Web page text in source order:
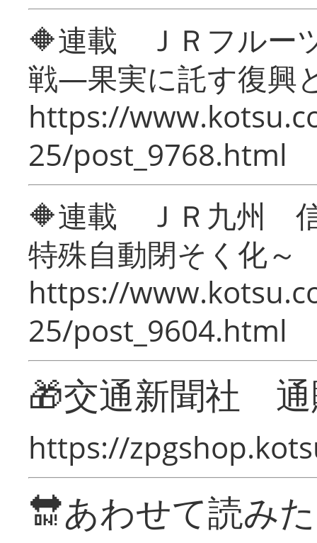
🔶連載 ＪＲフルー
戦―果実に託す復興
https://
25/post_9768.html
🔶連載 ＪＲ九州 信
特殊自動閉そく化～
https://
25/post_9604.html
🎁交通新聞社
https://
🔛あわせて読み